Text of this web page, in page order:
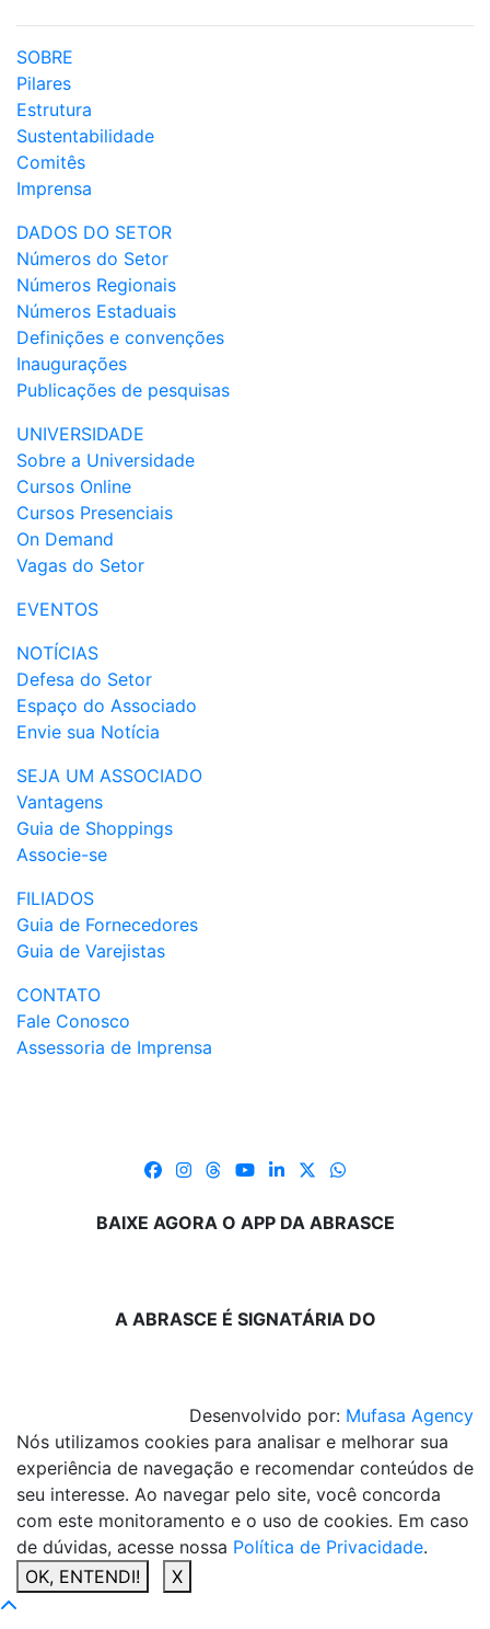
SOBRE
Pilares
Estrutura
Sustentabilidade
Comitês
Imprensa
DADOS DO SETOR
Números do Setor
Números Regionais
Números Estaduais
Definições e convenções
Inaugurações
Publicações de pesquisas
UNIVERSIDADE
Sobre a Universidade
Cursos Online
Cursos Presenciais
On Demand
Vagas do Setor
EVENTOS
NOTÍCIAS
Defesa do Setor
Espaço do Associado
Envie sua Notícia
SEJA UM ASSOCIADO
Vantagens
Guia de Shoppings
Associe-se
FILIADOS
Guia de Fornecedores
Guia de Varejistas
CONTATO
Fale Conosco
Assessoria de Imprensa
BAIXE AGORA O APP DA ABRASCE
A ABRASCE É SIGNATÁRIA DO
Desenvolvido por: Mufasa Agency
Nós utilizamos cookies para analisar e melhorar sua
experiência de navegação e recomendar conteúdos de
seu interesse. Ao navegar pelo site, você concorda
com este monitoramento e o uso de cookies. Em caso
de dúvidas, acesse nossa Política de Privacidade.
OK, ENTENDI!
X